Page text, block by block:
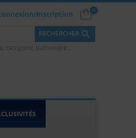
Inscription 0
RECHERCHER 
catégorie, pathologie...